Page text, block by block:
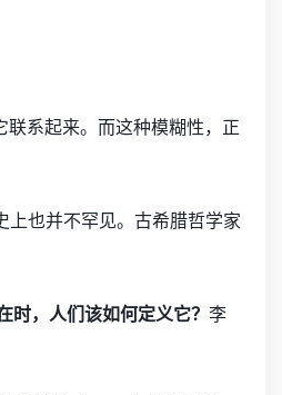
联系起来。而这种模糊性，正
上也并不罕见。古希腊哲学家
，人们该如何定义它？ 李